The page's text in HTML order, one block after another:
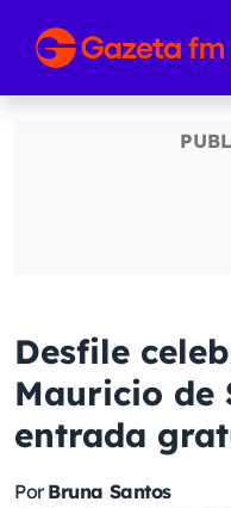
Desfile
Mauricio de
entrada
PorBruna Santos